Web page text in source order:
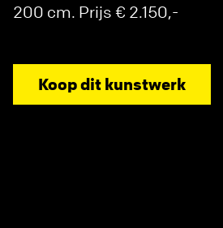
200 cm. Prijs € 2.150,-
Koop dit kunstwerk